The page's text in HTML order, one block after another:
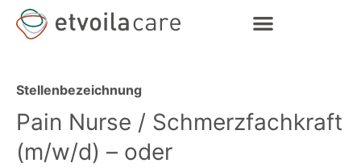
Stellenbezeichnung
Pain Nurse / Schmerzfachkraft
(m/w/d) – oder